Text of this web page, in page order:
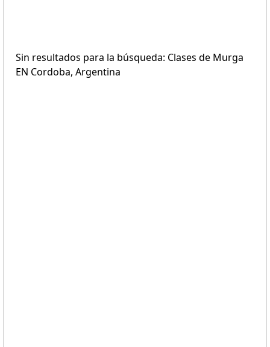
Sin resultados para la búsqueda: Clases de Murga
EN Cordoba, Argentina